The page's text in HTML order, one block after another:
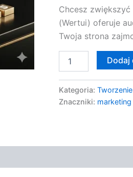
Chcesz
(Wertui) oferuje
Twoja strona
Dodaj
Kategoria:
Znaczniki: